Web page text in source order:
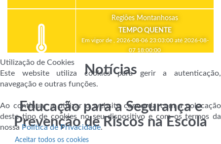
Regiões Montanhosas
TEMPO QUENTE
Em vigor de , 2026-08-06 23:03:00 até 2026-08-
07 18:00:00
Notícias
Educação para a Segurança e
Prevenção de Riscos na Escola
Utilização de Cookies
Este website utiliza cookies para gerir a autenticação,
navegação e outras funções.
Ao continuar a utilizar o website concorda com a colocação
deste tipo de cookies no seu dispositivo e com os termos da
nossa Política de Privacidade.
Aceitar todos os cookies